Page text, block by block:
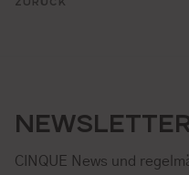
CINQUE News und